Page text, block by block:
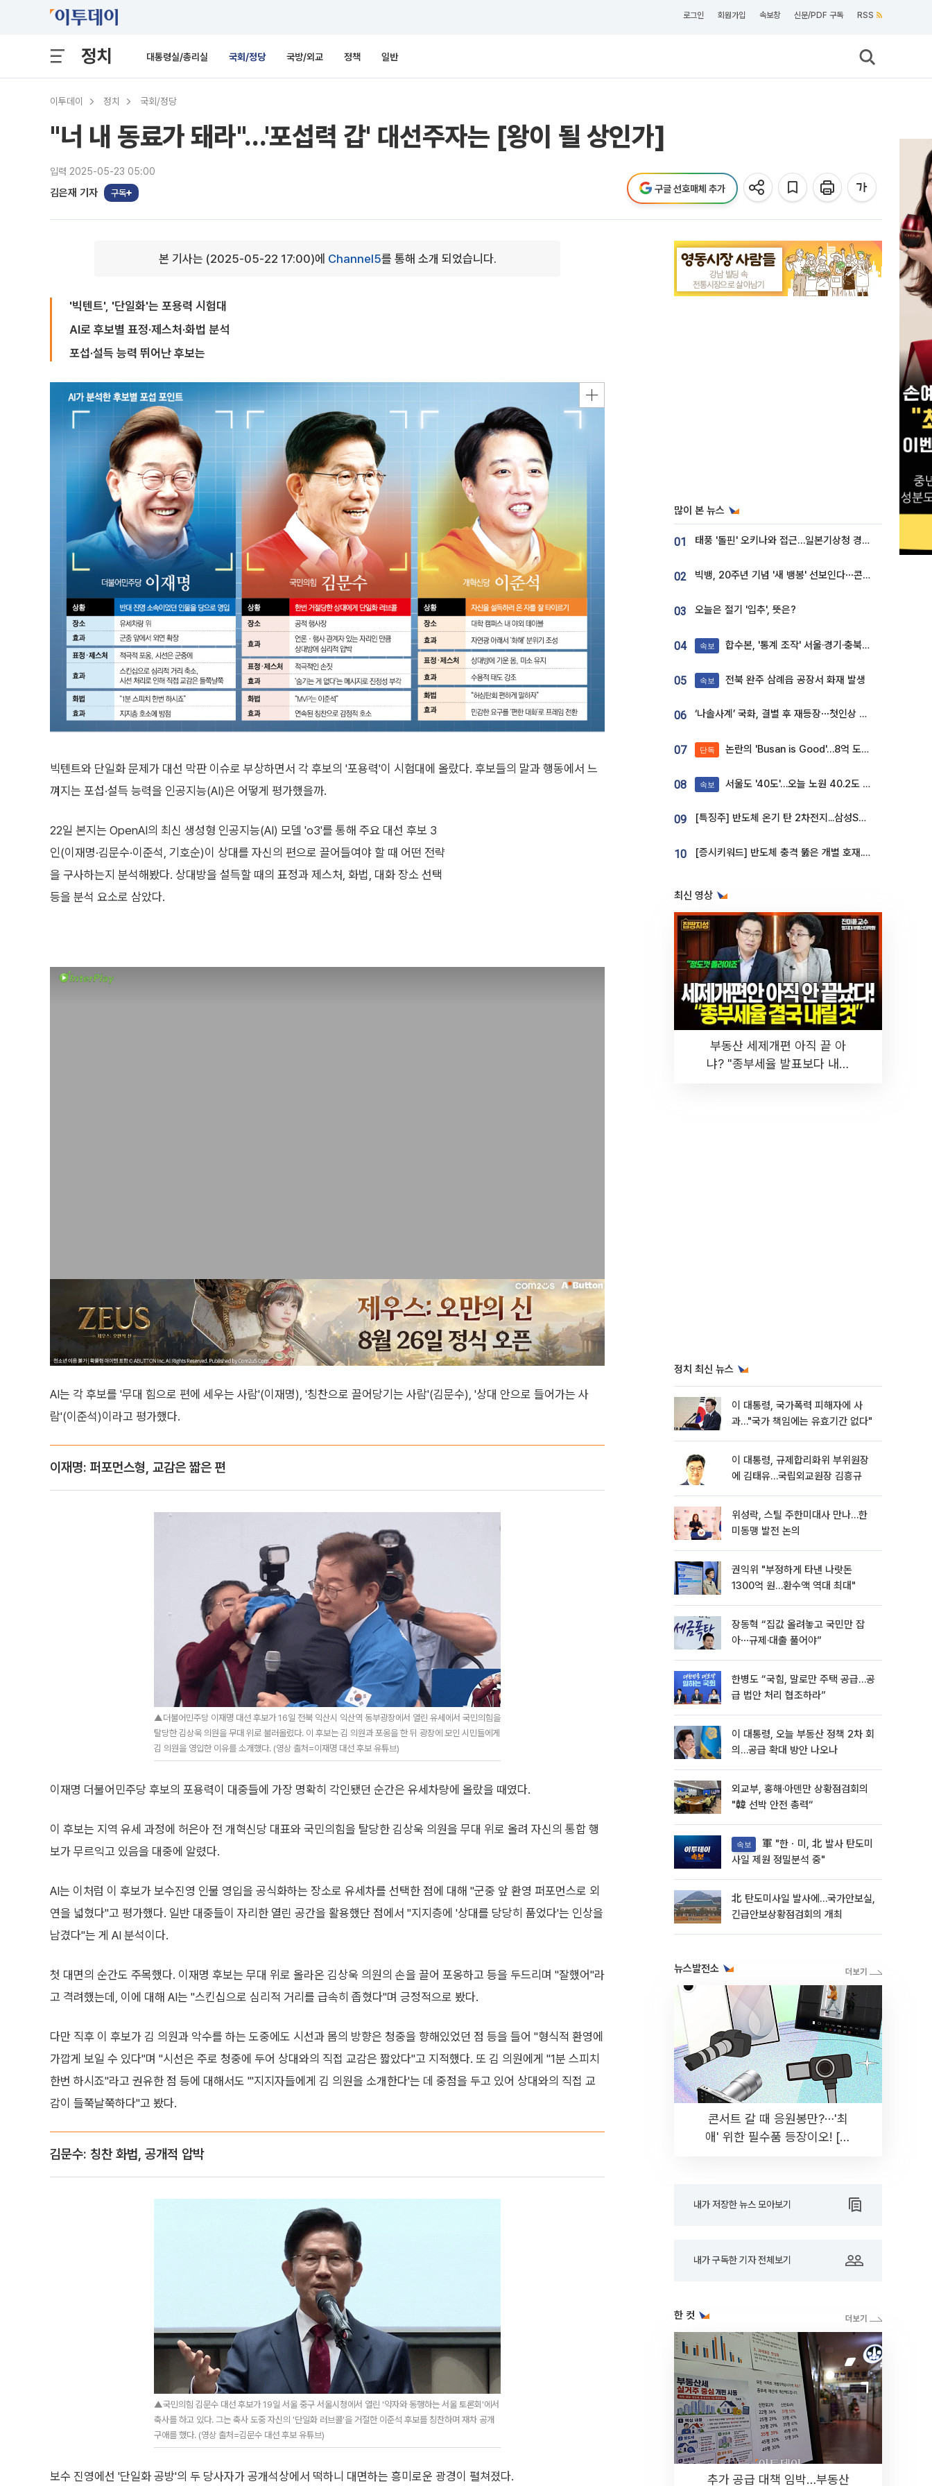
로그인 회원가입 속보창 신문/PDF 구독 RSS
정치 대통령실/총리실 국회/정당 국방/외교 정책 일반
이투데이 정치 국회/정당
"너 내 동료가 돼라"…'포섭력 갑' 대선주자는 [왕이 될 상인가]
입력 2025-05-23 05:00
김은재 기자 구독 구글 선호매체 추가
본 기사는 (2025-05-22 17:00)에 Channel5를 통해 소개 되었습니다.
'빅텐트', '단일화'는 포용력 시험대
AI로 후보별 표정·제스처·화법 분석
포섭·설득 능력 뛰어난 후보는
빅텐트와 단일화 문제가 대선 막판 이슈로 부상하면서 각 후보의 '포용력'이 시험대에 올랐다. 후보들의 말과 행동에서 느
껴지는 포섭·설득 능력을 인공지능(AI)은 어떻게 평가했을까.
22일 본지는 OpenAI의 최신 생성형 인공지능(AI) 모델 'o3'를 통해 주요 대선 후보 3
인(이재명·김문수·이준석, 기호순)이 상대를 자신의 편으로 끌어들여야 할 때 어떤 전략
을 구사하는지 분석해봤다. 상대방을 설득할 때의 표정과 제스처, 화법, 대화 장소 선택
등을 분석 요소로 삼았다.
AI는 각 후보를 '무대 힘으로 편에 세우는 사람'(이재명), '칭찬으로 끌어당기는 사람'(김문수), '상대 안으로 들어가는 사
람'(이준석)이라고 평가했다.
이재명: 퍼포먼스형, 교감은 짧은 편
▲더불어민주당 이재명 대선 후보가 16일 전북 익산시 익산역 동부광장에서 열린 유세에서 국민의힘을
탈당한 김상욱 의원을 무대 위로 불러올렸다. 이 후보는 김 의원과 포옹을 한 뒤 광장에 모인 시민들에게
김 의원을 영입한 이유를 소개했다. (영상 출처=이재명 대선 후보 유튜브)
이재명 더불어민주당 후보의 포용력이 대중들에 가장 명확히 각인됐던 순간은 유세차량에 올랐을 때였다.
이 후보는 지역 유세 과정에 허은아 전 개혁신당 대표와 국민의힘을 탈당한 김상욱 의원을 무대 위로 올려 자신의 통합 행
보가 무르익고 있음을 대중에 알렸다.
AI는 이처럼 이 후보가 보수진영 인물 영입을 공식화하는 장소로 유세차를 선택한 점에 대해 "군중 앞 환영 퍼포먼스로 외
연을 넓혔다"고 평가했다. 일반 대중들이 자리한 열린 공간을 활용했단 점에서 "지지층에 '상대를 당당히 품었다'는 인상을
남겼다"는 게 AI 분석이다.
첫 대면의 순간도 주목했다. 이재명 후보는 무대 위로 올라온 김상욱 의원의 손을 끌어 포옹하고 등을 두드리며 "잘했어"라
고 격려했는데, 이에 대해 AI는 "스킨십으로 심리적 거리를 급속히 좁혔다"며 긍정적으로 봤다.
다만 직후 이 후보가 김 의원과 악수를 하는 도중에도 시선과 몸의 방향은 청중을 향해있었던 점 등을 들어 "형식적 환영에
가깝게 보일 수 있다"며 "시선은 주로 청중에 두어 상대와의 직접 교감은 짧았다"고 지적했다. 또 김 의원에게 "1분 스피치
한번 하시죠"라고 권유한 점 등에 대해서도 "'지지자들에게 김 의원을 소개한다'는 데 중점을 두고 있어 상대와의 직접 교
감이 들쭉날쭉하다"고 봤다.
김문수: 칭찬 화법, 공개적 압박
▲국민의힘 김문수 대선 후보가 19일 서울 중구 서울시청에서 열린 '약자와 동행하는 서울 토론회'에서
축사를 하고 있다. 그는 축사 도중 자신의 '단일화 러브콜'을 거절한 이준석 후보를 칭찬하며 재차 공개
구애를 했다. (영상 출처=김문수 대선 후보 유튜브)
보수 진영에선 '단일화 공방'의 두 당사자가 공개석상에서 떡하니 대면하는 흥미로운 광경이 펼쳐졌다.
많이 본 뉴스
01 태풍 '돌핀' 오키나와 접근…일본기상청 경로 업데이트
02 빅뱅, 20주년 기념 '새 뱅봉' 선보인다⋯콘서트 앞두고 팝업 개최
03 오늘은 절기 '입추', 뜻은?
04 속보 합수본, '통계 조작' 서울·경기·충북 선관위 등 추가 압수수색
05 속보 전북 완주 삼례읍 공장서 화재 발생
06 ‘나솔사계’ 국화, 결별 후 재등장⋯첫인상 투표 휩쓸고 ‘인기녀’ 등극
07 단독 논란의 'Busan is Good'…8억 도시브랜드, 용산 대통령실 CI 업체가 수행
08 속보 서울도 '40도'…오늘 노원 40.2도 기록
09 [특징주] 반도체 온기 탄 2차전지...삼성SDI, 장 초반 7% 넘게 껑충
10 [증시키워드] 반도체 충격 뚫은 개별 호재...포스코퓨처엠·에코프로·한화솔루션 '눈길'
최신 영상
부동산 세제개편 아직 끝 아
냐? "종부세율 발표보다 내릴
정치 최신 뉴스
이 대통령, 국가폭력 피해자에 사
과…"국가 책임에는 유효기간 없다"
이 대통령, 규제합리화위 부위원장
에 김태유…국립외교원장 김흥규
위성락, 스틸 주한미대사 만나…한
미동맹 발전 논의
권익위 "부정하게 타낸 나랏돈
1300억 원…환수액 역대 최대"
장동혁 “집값 올려놓고 국민만 잡
아⋯규제·대출 풀어야”
한병도 “국힘, 말로만 주택 공급…공
급 법안 처리 협조하라”
이 대통령, 오늘 부동산 정책 2차 회
의…공급 확대 방안 나오나
외교부, 홍해·아덴만 상황점검회의
"韓 선박 안전 총력“
속보
사일 제원 정밀분석 중"
北 탄도미사일 발사에…국가안보실,
긴급안보상황점검회의 개최
뉴스발전소
콘서트 갈 때 응원봉만?⋯'최
애' 위한 필수품 등장이오! [솔
내가 저장한 뉴스 모아보기
내가 구독한 기자 전체보기
한 컷
추가 공급 대책 임박…부동산